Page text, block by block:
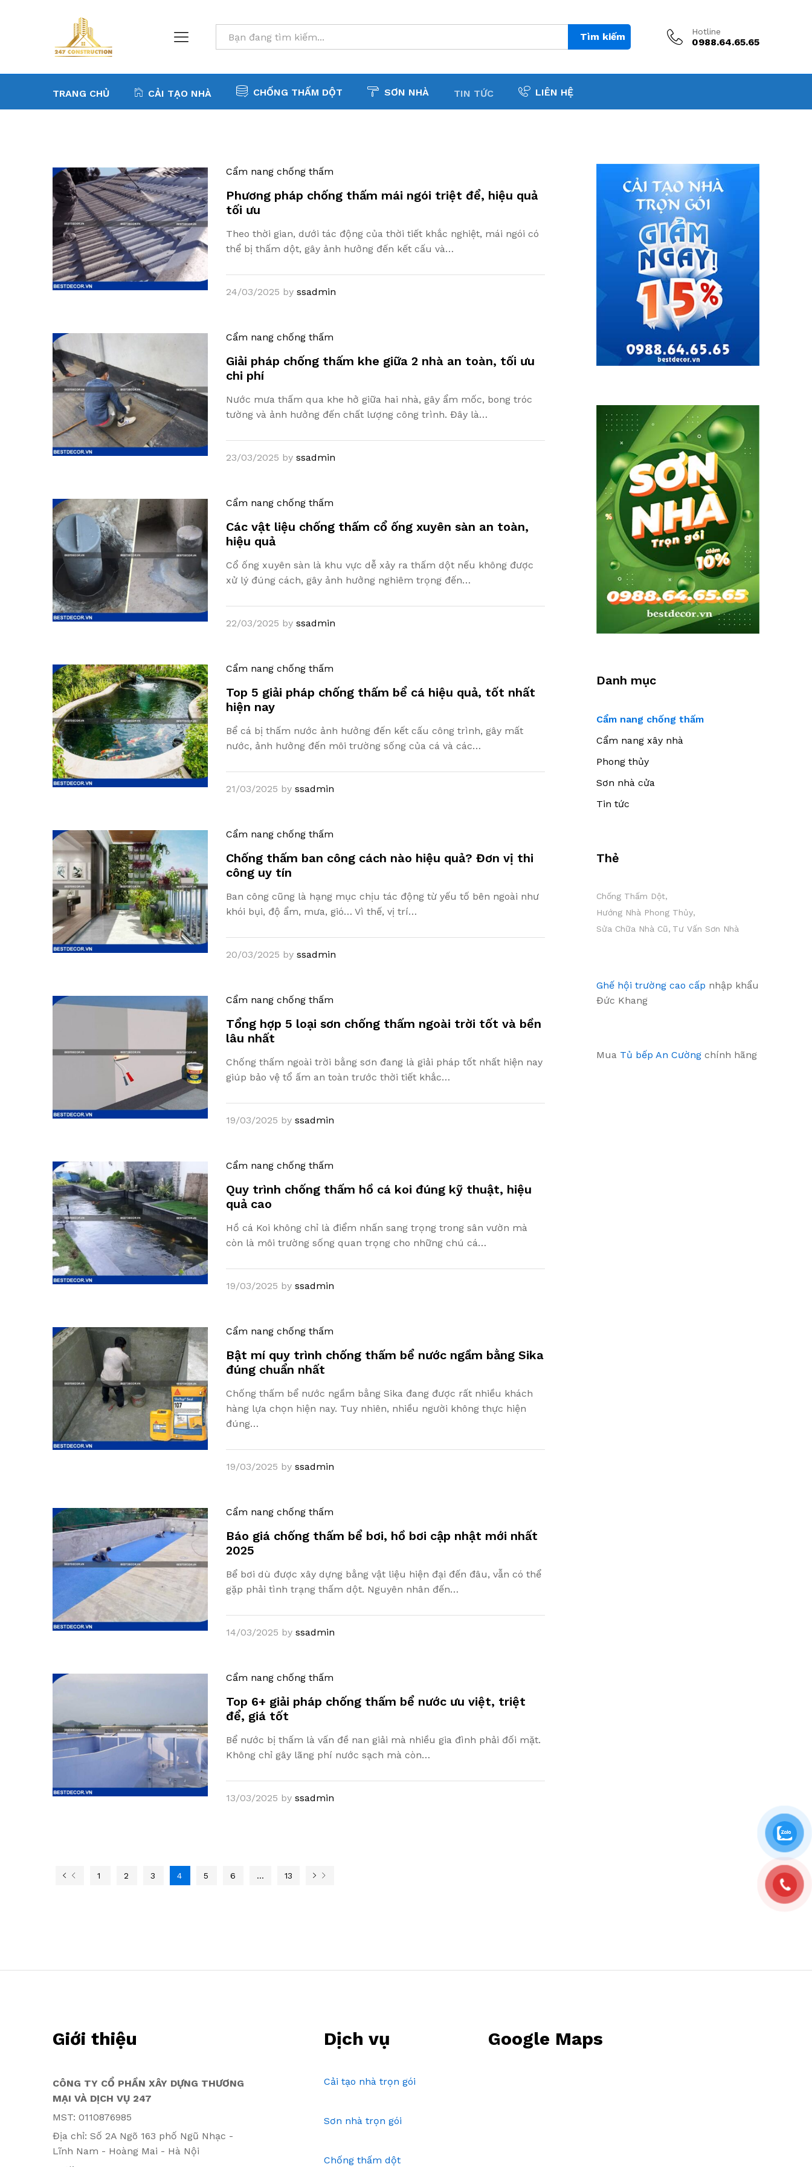
Tìm kiếm Hotline
0988.64.65.65
TRANG CHỦ CẢI TẠO NHÀ CHỐNG THẤM DỘT SƠN NHÀ TIN TỨC LIÊN HỆ
Cẩm nang chống thấm
Phương pháp chống thấm mái ngói triệt để, hiệu quả
tối ưu
Theo thời gian, dưới tác động của thời tiết khắc nghiệt, mái ngói có
thể bị thấm dột, gây ảnh hưởng đến kết cấu và…
24/03/2025 by ssadmin
Cẩm nang chống thấm
Giải pháp chống thấm khe giữa 2 nhà an toàn, tối ưu
chi phí
Nước mưa thấm qua khe hở giữa hai nhà, gây ẩm mốc, bong tróc
tường và ảnh hưởng đến chất lượng công trình. Đây là…
23/03/2025 by ssadmin
Cẩm nang chống thấm
Các vật liệu chống thấm cổ ống xuyên sàn an toàn,
hiệu quả
Cổ ống xuyên sàn là khu vực dễ xảy ra thấm dột nếu không được
xử lý đúng cách, gây ảnh hưởng nghiêm trọng đến…
22/03/2025 by ssadmin
Cẩm nang chống thấm
Top 5 giải pháp chống thấm bể cá hiệu quả, tốt nhất
hiện nay
Bể cá bị thấm nước ảnh hưởng đến kết cấu công trình, gây mất
nước, ảnh hưởng đến môi trường sống của cá và các…
21/03/2025 by ssadmin
Cẩm nang chống thấm
Chống thấm ban công cách nào hiệu quả? Đơn vị thi
công uy tín
Ban công cũng là hạng mục chịu tác động từ yếu tố bên ngoài như
khói bụi, độ ẩm, mưa, gió… Vì thế, vị trí…
20/03/2025 by ssadmin
Cẩm nang chống thấm
Tổng hợp 5 loại sơn chống thấm ngoài trời tốt và bền
lâu nhất
Chống thấm ngoài trời bằng sơn đang là giải pháp tốt nhất hiện nay
giúp bảo vệ tổ ấm an toàn trước thời tiết khắc…
19/03/2025 by ssadmin
Cẩm nang chống thấm
Quy trình chống thấm hồ cá koi đúng kỹ thuật, hiệu
quả cao
Hồ cá Koi không chỉ là điểm nhấn sang trọng trong sân vườn mà
còn là môi trường sống quan trọng cho những chú cá…
19/03/2025 by ssadmin
Cẩm nang chống thấm
Bật mí quy trình chống thấm bể nước ngầm bằng Sika
đúng chuẩn nhất
Chống thấm bể nước ngầm bằng Sika đang được rất nhiều khách
hàng lựa chọn hiện nay. Tuy nhiên, nhiều người không thực hiện
đúng…
19/03/2025 by ssadmin
Cẩm nang chống thấm
Báo giá chống thấm bể bơi, hồ bơi cập nhật mới nhất
2025
Bể bơi dù được xây dựng bằng vật liệu hiện đại đến đâu, vẫn có thể
gặp phải tình trạng thấm dột. Nguyên nhân đến…
14/03/2025 by ssadmin
Cẩm nang chống thấm
Top 6+ giải pháp chống thấm bể nước ưu việt, triệt
để, giá tốt
Bể nước bị thấm là vấn đề nan giải mà nhiều gia đình phải đối mặt.
Không chỉ gây lãng phí nước sạch mà còn…
13/03/2025 by ssadmin
1 2 3 4 5 6 … 13
Danh mục
Cẩm nang chống thấm
Cẩm nang xây nhà
Phong thủy
Sơn nhà cửa
Tin tức
Thẻ
Chống Thấm Dột
Hướng Nhà Phong Thủy
Sửa Chữa Nhà Cũ Tư Vấn Sơn Nhà
Ghế hội trường cao cấp nhập khẩu
Đức Khang
Mua Tủ bếp An Cường chính hãng
Giới thiệu
CÔNG TY CỔ PHẦN XÂY DỰNG THƯƠNG
MẠI VÀ DỊCH VỤ 247
MST: 0110876985
Địa chỉ: Số 2A Ngõ 163 phố Ngũ Nhạc -
Lĩnh Nam - Hoàng Mai - Hà Nội
Dịch vụ
Cải tạo nhà trọn gói
Sơn nhà trọn gói
Chống thấm dột
Google Maps